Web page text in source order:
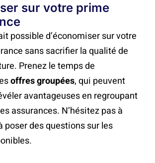
sur votre prime
possible d’économiser sur votre
sans sacrifier la qualité de
Prenez le temps de
offres groupées, qui peuvent
avantageuses en regroupant
assurances. N’hésitez pas à
poser des questions sur les